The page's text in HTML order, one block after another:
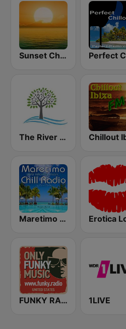
Sunset Chillout Lounge
The River of Calm
Maretimo Chill Radio
FUNKY RADIO (USA) 1LIVE